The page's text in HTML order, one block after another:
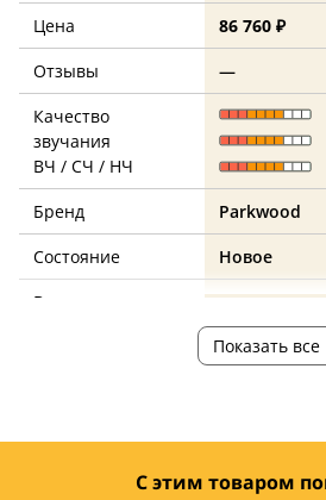
Цена 86 760 ₽
Отзывы
—
Качество
звучания
ВЧ / СЧ / НЧ
Бренд Parkwood
Состояние
Новое
Вырез на корпусе
есть
под правую
Цвет корпуса
Показать все
С этим товаром